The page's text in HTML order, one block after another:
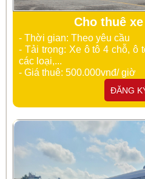
Cho thuê
- Thời gian: Theo yêu cầu
- Tải trọng: Xe ô tô 4 chỗ, ô
các loại,...
- Giá thuê: 500.000vnđ/ giờ
ĐĂNG